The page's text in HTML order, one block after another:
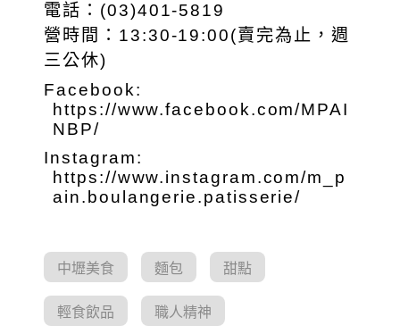
電話：(03)401-5819
營時間：13:30-19:00(賣完為止，週
三公休)
Facebook:
https://www.facebook.com/MPAI
NBP/
Instagram:
https://www.instagram.com/m_p
ain.boulangerie.patisserie/
中壢美食 麵包 甜點
輕食飲品 職人精神